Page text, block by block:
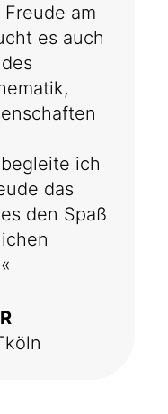
am
es auch
ich
das
den Spaß